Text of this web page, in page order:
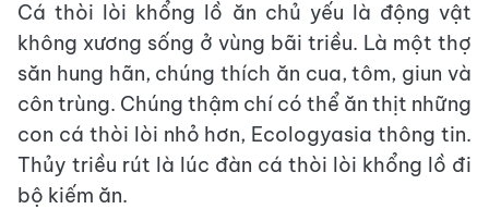
Cá thòi lòi khổng lồ ăn chủ yếu là động vật
không xương sống ở vùng bãi triều. Là một thợ
săn hung hãn, chúng thích ăn cua, tôm, giun và
côn trùng. Chúng thậm chí có thể ăn thịt những
con cá thòi lòi nhỏ hơn, Ecologyasia thông tin.
Thủy triều rút là lúc đàn cá thòi lòi khổng lồ đi
bộ kiếm ăn.